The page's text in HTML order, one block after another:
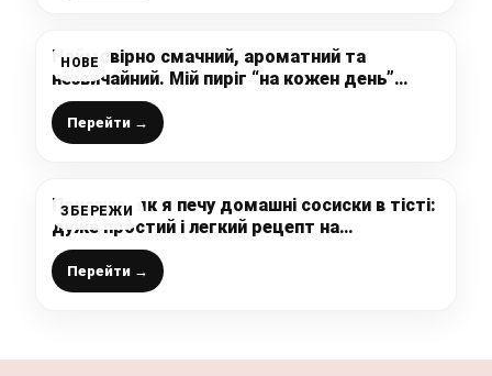
НОВЕ
Неймовірно смачний, ароматний та
незвичайний. Мій пиріг “на кожен день”
готується просто, швидко і без зайвих
проблем
Перейти →
ЗБЕРЕЖИ
Показую, як я печу домашні сосиски в тісті:
дуже простий і легкий рецепт на
дріжджовому тісті
Перейти →